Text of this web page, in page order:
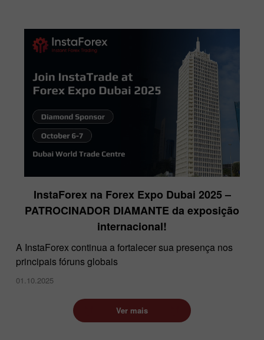
InstaForex na Forex Expo Dubai 2025 –
PATROCINADOR DIAMANTE da exposição
internacional!
A InstaForex continua a fortalecer sua presença nos
principais fóruns globais
01.10.2025
Ver mais